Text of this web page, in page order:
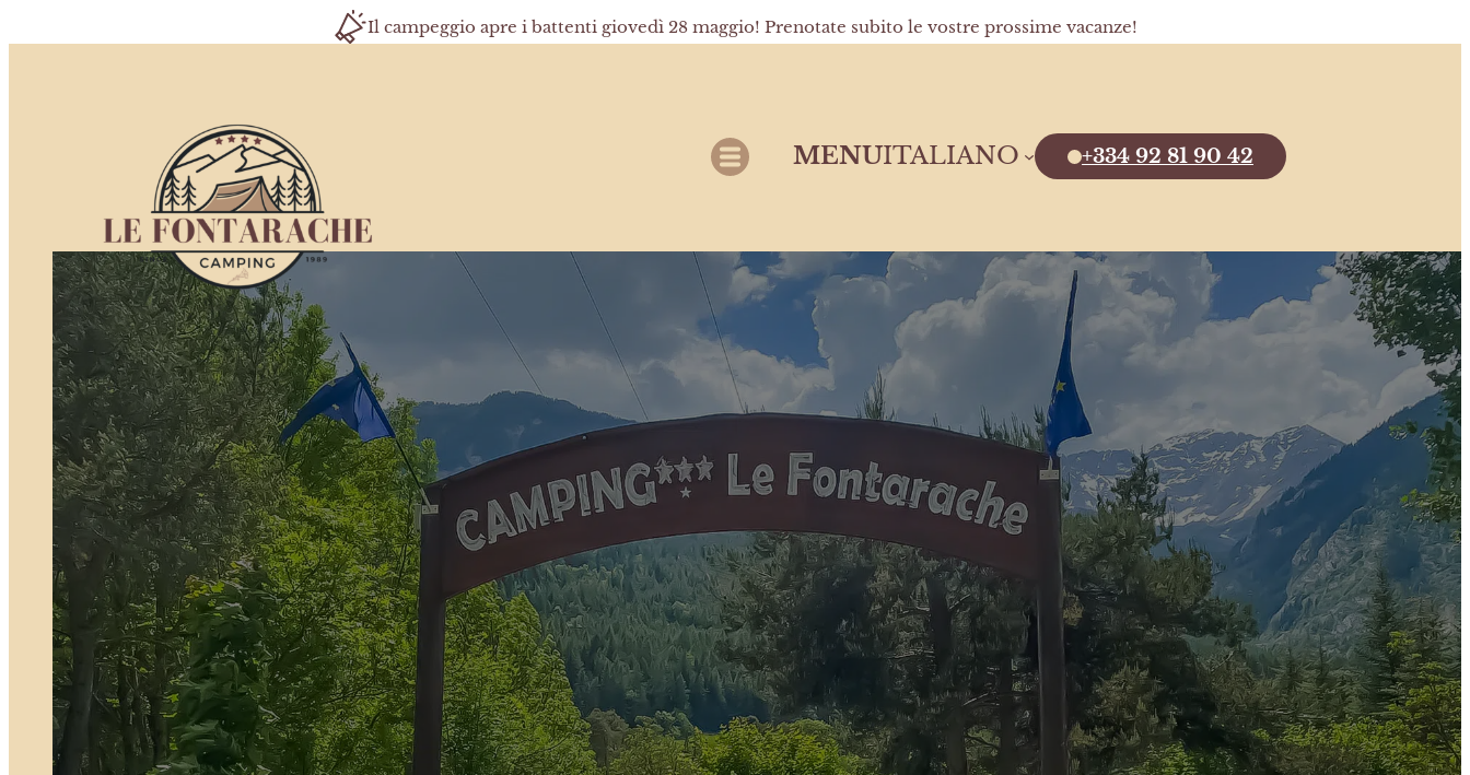
Il campeggio apre i battenti giovedì 28 maggio! Prenotate subito le vostre prossime vacanze!
MENUITALIANO +334 92 81 90 42